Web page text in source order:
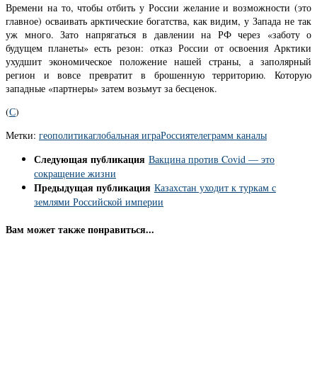
Времени на то, чтобы отбить у России желание и возможности (это
главное) осваивать арктические богатства, как видим, у Запада не так
уж много. Зато напрягаться в давлении на РФ через «заботу о
будущем планеты» есть резон: отказ России от освоения Арктики
ухудшит экономическое положение нашей страны, а заполярный
регион и вовсе превратит в брошенную территорию. Которую
западные «партнеры» затем возьмут за бесценок.
(С)
Метки: геополитикаглобальная играРоссиятелеграмм каналы
Следующая публикация Вакцина против Covid — это
сокращение жизни
Предыдущая публикация Казахстан уходит к туркам с
землями Российской империи
Вам может также понравиться...